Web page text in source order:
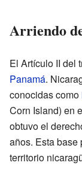
Arriendo
El Artículo II del
Panamá.
conocidas como
Corn Island) en
obtuvo el
años. Esta base
territorio